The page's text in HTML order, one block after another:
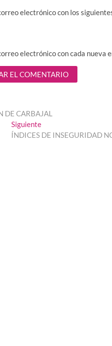
electrónico con los
electrónico con cada nueva
DE CARBAJAL
SiguienteEntrada
siguiente:
ÍNDICES DE INSEGURIDAD